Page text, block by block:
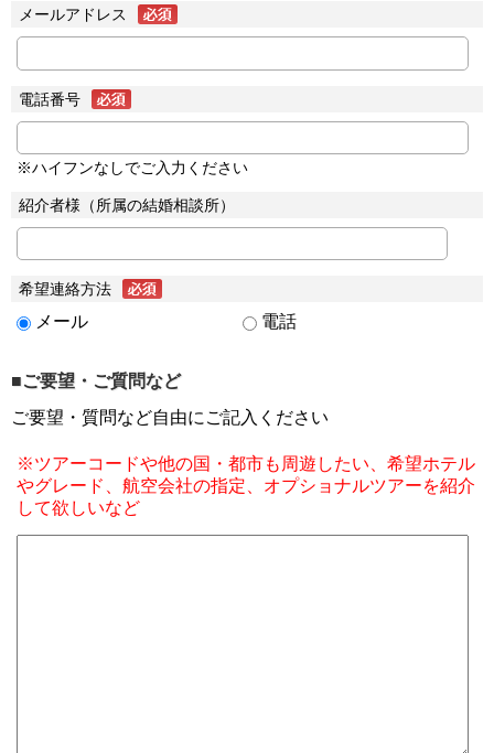
メールアドレス
電話番号
※ハイフンなしでご入力ください
紹介者様（所属の結婚相談所）
希望連絡方法
メール 電話
■ご要望・ご質問など
ご要望・質問など自由にご記入ください
※ツアーコードや他の国・都市も周遊したい、希望ホテル
やグレード、航空会社の指定、オプショナルツアーを紹介
して欲しいなど